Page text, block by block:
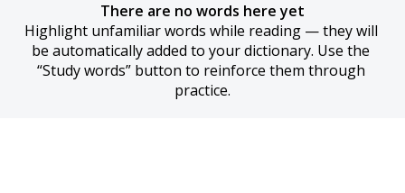
There are no words here yet
Highlight unfamiliar words while reading — they will
be automatically added to your dictionary. Use the
“Study words” button to reinforce them through
practice.